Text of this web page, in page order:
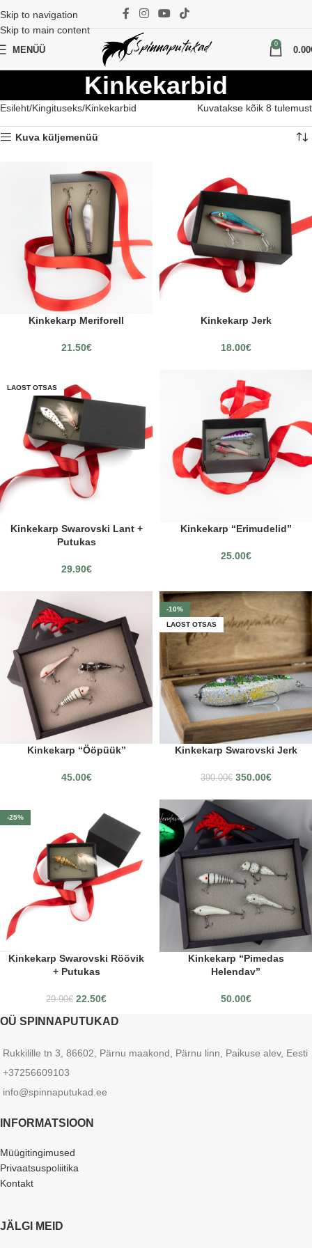
Skip to navigation
Skip to main content
MENÜÜ
0
0.00
Kinkekarbid
Esileht Kingituseks Kinkekarbid Kuvatakse kõik 8 tulemust
Kuva küljemenüü
Kinkekarp Meriforell
21.50€
Kinkekarp Jerk
18.00€
LAOST OTSAS
Kinkekarp Swarovski Lant +
Putukas
29.90€
Kinkekarp “Erimudelid”
25.00€
Kinkekarp “Ööpüük”
45.00€
-10%
LAOST OTSAS
Kinkekarp Swarovski Jerk
390.00€ 350.00€
-25%
Kinkekarp Swarovski Röövik
+ Putukas
29.90€ 22.50€
Kinkekarp “Pimedas
Helendav”
50.00€
OÜ SPINNAPUTUKAD
Rukkilille tn 3, 86602, Pärnu maakond, Pärnu linn, Paikuse alev, Eesti
+37256609103
info@spinnaputukad.ee
INFORMATSIOON
Müügitingimused
Privaatsuspoliitika
Kontakt
JÄLGI MEID